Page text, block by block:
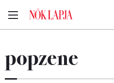
popzene